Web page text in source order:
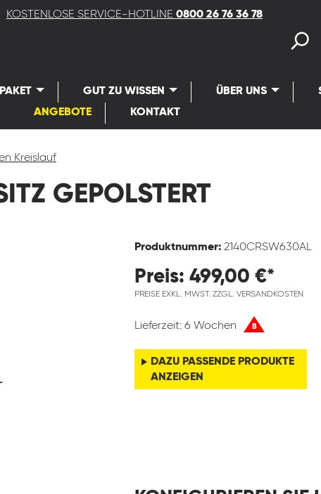
KOSTENLOSE SERVICE-HOTLINE 0800 26 76 36 78
GUT ZU WISSEN ÜBER UNS
ANGEBOTE
KONTAKT
Kreislauf
GEPOLSTERT
Produktnummer: 2140CRSW630AL
Preis: 499,00 €*
PREISE EXKL. MWST. ZZGL. VERSANDKOSTEN
Lieferzeit: 6 Wochen B
DAZU PASSENDE PRODUKTE
ANZEIGEN